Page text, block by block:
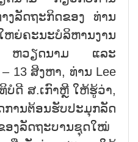
ງລັດຖະກິດຂອງ ທ່ານ
ຫຍ່ຄະນະບໍລິຫານງານ
ຫວຽດນາມ ແລະ
13 ສິງຫາ, ທ່ານ Lee
ບໍດີ ສ.ເກົາຫຼີ ໃຫ້ຮູ້ວ່າ,
ການຕ້ອນຮັບປະມຸກລັດ
ອງລັດຖະບານຊຸດໃໝ່